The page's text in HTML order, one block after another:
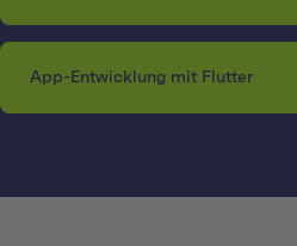
App-Entwicklung mit Flutter